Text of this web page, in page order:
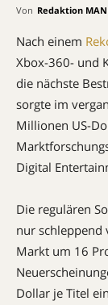
Von Redaktion
Nach einem
Xbox-360- und
die nächste
sorgte im
Millionen US-
Digital
Die regulären
nur schleppend
Markt um 16
Dollar je Titel